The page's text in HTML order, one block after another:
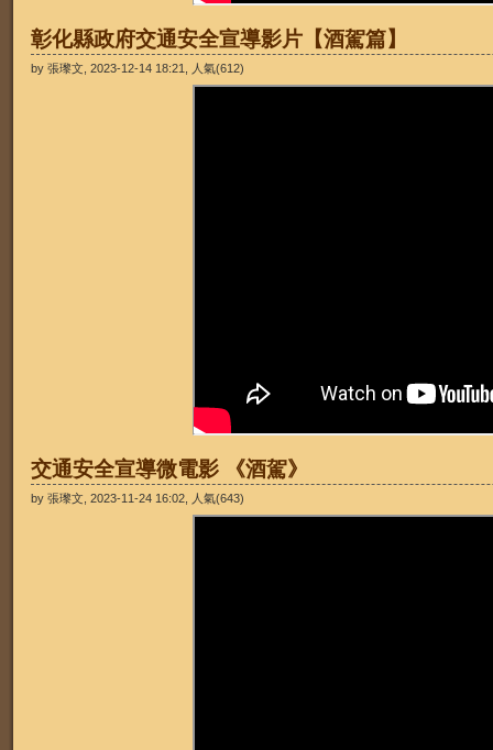
彰化縣政府交通安全宣導影片【酒駕篇】
by 張瓈文, 2023-12-14 18:21, 人氣(612)
交通安全宣導微電影 《酒駕》
by 張瓈文, 2023-11-24 16:02, 人氣(643)